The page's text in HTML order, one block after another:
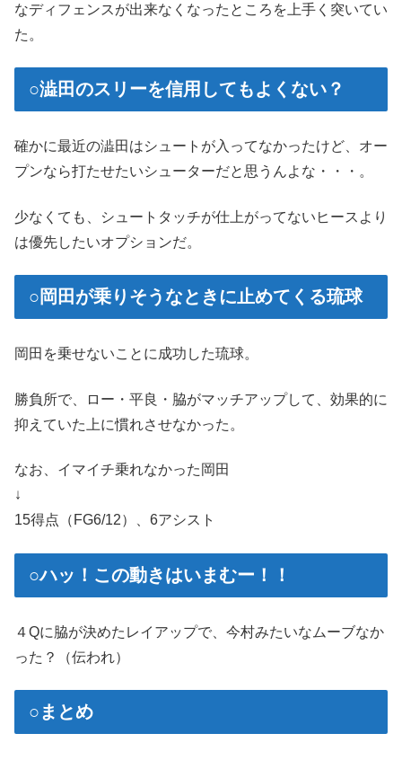
なディフェンスが出来なくなったところを上手く突いてい
た。
○澁田のスリーを信用してもよくない？
確かに最近の澁田はシュートが入ってなかったけど、オー
プンなら打たせたいシューターだと思うんよな・・・。
少なくても、シュートタッチが仕上がってないヒースより
は優先したいオプションだ。
○岡田が乗りそうなときに止めてくる琉球
岡田を乗せないことに成功した琉球。
勝負所で、ロー・平良・脇がマッチアップして、効果的に
抑えていた上に慣れさせなかった。
なお、イマイチ乗れなかった岡田
↓
15得点（FG6/12）、6アシスト
○ハッ！この動きはいまむー！！
４Qに脇が決めたレイアップで、今村みたいなムーブなか
った？（伝われ）
○まとめ